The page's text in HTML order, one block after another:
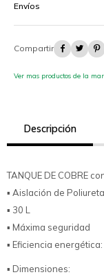
Envíos
  
Ver mas productos de la
Descripción
TANQUE DE COBRE
▪ Aislación de
▪ 30 L
▪ Máxima seguridad
▪ Eficiencia energética:
▪ Dimensiones: